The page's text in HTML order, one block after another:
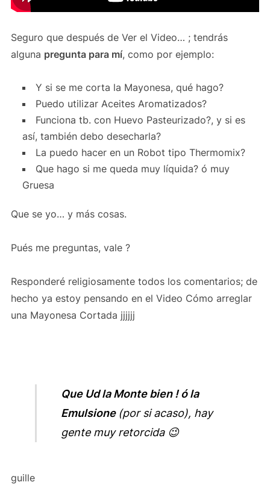
Seguro que después de Ver el Video… ; tendrás
alguna pregunta para mí, como por ejemplo:
Y si se me corta la Mayonesa, qué hago?
Puedo utilizar Aceites Aromatizados?
Funciona tb. con Huevo Pasteurizado?, y si es
así, también debo desecharla?
La puedo hacer en un Robot tipo Thermomix?
Que hago si me queda muy líquida? ó muy
Gruesa
Que se yo… y más cosas.
Pués me preguntas, vale ?
Responderé religiosamente todos los comentarios; de
hecho ya estoy pensando en el Video Cómo arreglar
una Mayonesa Cortada jjjjjj
Que Ud la Monte bien ! ó la
Emulsione (por si acaso), hay
gente muy retorcida 😉
guille